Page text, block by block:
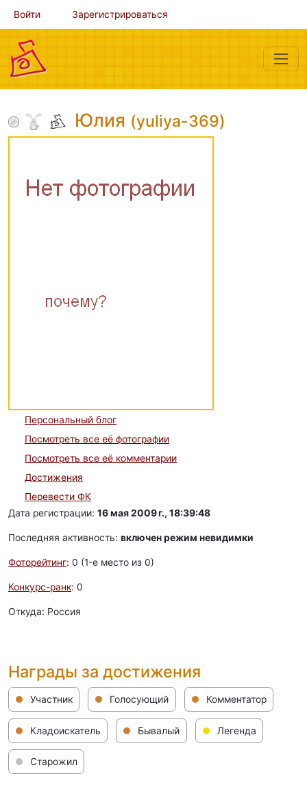
Войти Зарегистрироваться
Юлия (yuliya-369)
Персональный блог
Посмотреть все её фотографии
Посмотреть все её комментарии
Достижения
Перевести ФК
Дата регистрации: 16 мая 2009 г., 18:39:48
Последняя активность: включен режим невидимки
Фоторейтинг: 0 (1-e место из 0)
Конкурс-ранк: 0
Откуда: Россия
Награды за достижения
Участник Голосующий Комментатор
Кладоискатель Бывалый Легенда
Старожил